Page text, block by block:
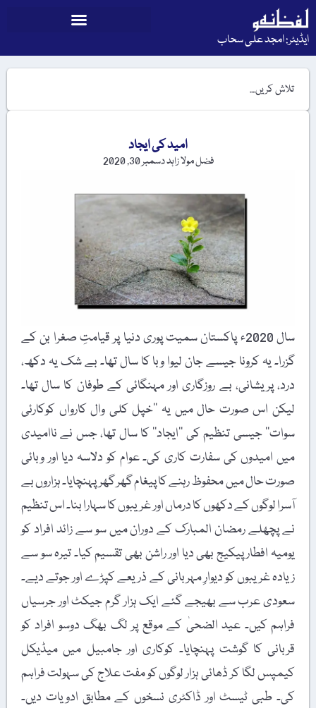
ایڈیٹر: امجد علی سحاب
امید کی ایجاد
فضل مولا زاہددسمبر 30, 2020
سال 2020ء پاکستان سمیت پوری دنیا پر قیامتِ صغرا بن کے
گزرا۔ یہ کرونا جیسے جان لیوا وبا کا سال تھا۔ بے شک یہ دکھ،
درد، پریشانی، بے روزگاری اور مہنگائی کے طوفان کا سال تھا۔
لیکن اس صورت حال میں یہ ’’خپل کلی وال کارواں کوکارئی
سوات‘‘ جیسی تنظیم کی ’’ایجاد‘‘ کا سال تھا، جس نے ناامیدی
میں امیدوں کی سفارت کاری کی۔ عوام کو دلاسہ دیا اور وبائی
صورت حال میں محفوظ رہنے کا پیغام گھر گھر پہنچایا۔ ہزاروں بے
آسرا لوگوں کے دکھوں کا درماں اور غریبوں کا سہارا بنا۔ اس تنظیم
نے پچھلے رمضان المبارک کے دوران میں سو سے زائد افراد کو
یومیہ افطار پیکیج بھی دیا اور راشن بھی تقسیم کیا۔ تیرہ سو سے
زیادہ غریبوں کو دیوارِ مہربانی کے ذریعے کپڑے اور جوتے دیے۔
سعودی عرب سے بھیجے گئے ایک ہزار گرم جیکٹ اور جرسیاں
فراہم کیں۔ عید الضحیٰ کے موقع پر لگ بھگ دوسو افراد کو
قربانی کا گوشت پہنچایا۔ کوکاری اور جامبیل میں میڈیکل
کیمپس لگا کر ڈھائی ہزار لوگوں کو مفت علاج کی سہولت فراہم
کی۔ طبی ٹیسٹ اور ڈاکٹری نسخوں کے مطابق ادویات دیں۔